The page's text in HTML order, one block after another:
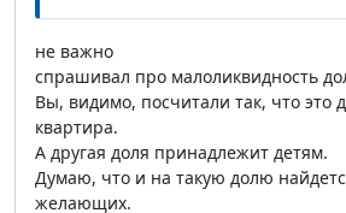
не важно
спрашивал про малоликвидность
Вы, видимо, посчитали так, что это
квартира.
А другая доля принадлежит детям.
Думаю, что и на такую долю
желающих.